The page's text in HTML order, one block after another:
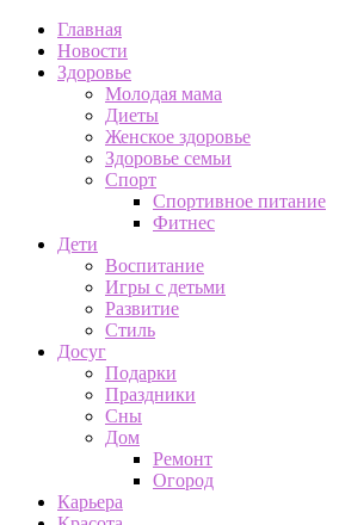
Главная
Новости
Здоровье
Молодая мама
Диеты
Женское здоровье
Здоровье семьи
Спорт
Спортивное питание
Фитнес
Дети
Воспитание
Игры с детьми
Развитие
Стиль
Досуг
Подарки
Праздники
Сны
Дом
Ремонт
Огород
Карьера